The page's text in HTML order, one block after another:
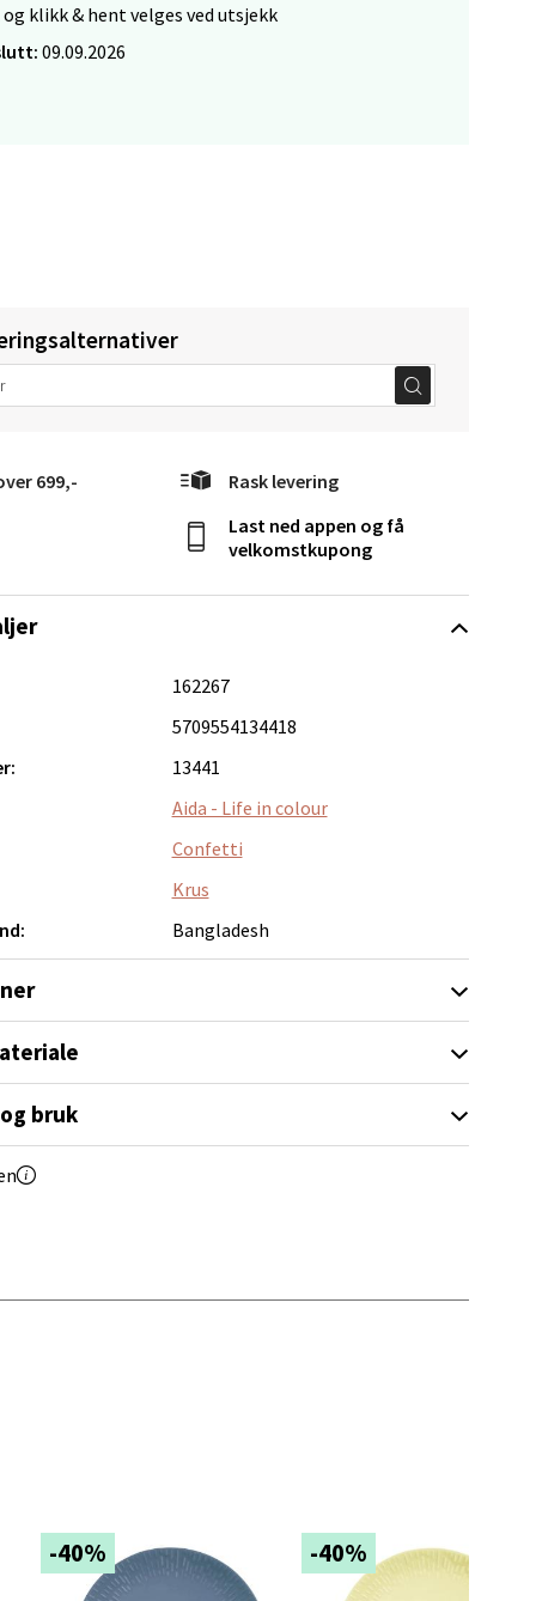
klikk & hent velges ved utsjekk
09.09.2026
699,- Rask levering
Last ned appen og få
velkomstkupong
162267
5709554134418
13441
Aida - Life in colour
Confetti
Krus
Bangladesh
bruk
-40% -40%